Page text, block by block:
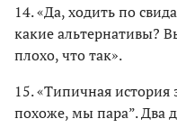
14. «Да, ходить по
какие альтернативы?
плохо, что так».
15. «Типичная
похоже, мы пара”. Два